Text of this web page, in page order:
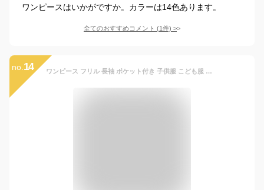
ワンピースはいかがですか。カラーは14色あります。
全てのおすすめコメント (1件) >
no. 14 ワンピース フリル 長袖 ポケット付き 子供服 こども服 女の子 プリンセス 春 秋 冬 結婚式 発表会 ハレの日 ピンク パープル レッド ブルー グレー 【SALE】